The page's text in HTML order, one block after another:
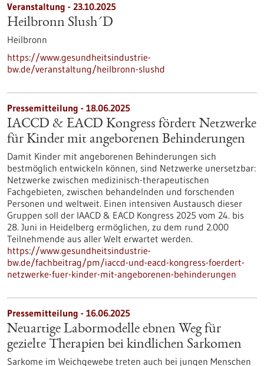
Veranstaltung - 23.10.2025
Heilbronn Slush´D
Heilbronn
https://www.gesundheitsindustrie-
bw.de/veranstaltung/heilbronn-slushd
Pressemitteilung - 18.06.2025
IACCD & EACD Kongress fördert Netzwerke
für Kinder mit angeborenen Behinderungen
Damit Kinder mit angeborenen Behinderungen sich
bestmöglich entwickeln können, sind Netzwerke unersetzbar:
Netzwerke zwischen medizinisch-therapeutischen
Fachgebieten, zwischen behandelnden und forschenden
Personen und weltweit. Einen intensiven Austausch dieser
Gruppen soll der IAACD & EACD Kongress 2025 vom 24. bis
28. Juni in Heidelberg ermöglichen, zu dem rund 2.000
Teilnehmende aus aller Welt erwartet werden.
https://www.gesundheitsindustrie-
bw.de/fachbeitrag/pm/iaccd-und-eacd-kongress-foerdert-
netzwerke-fuer-kinder-mit-angeborenen-behinderungen
Pressemitteilung - 16.06.2025
Neuartige Labormodelle ebnen Weg für
gezielte Therapien bei kindlichen Sarkomen
Sarkome im Weichgewebe treten auch bei jungen Menschen